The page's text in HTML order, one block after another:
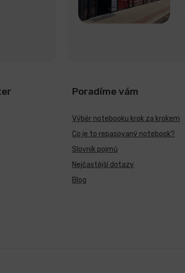
Poradíme vám
Výběr notebooku krok za krokem
Co je to repasovaný notebook?
Slovník pojmů
Nejčastější dotazy
Blog